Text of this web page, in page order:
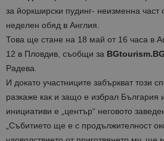
за йоркширски пудинг- неизменна част
неделен обяд в Англия.
Това ще стане на 18 май от 16 часа в
12 в Пловдив, съобщи за BGtourism.BG
Радева.
И докато участниците забъркват този
разкаже как и защо е избрал България
инициативи е „център“ неговото
„Събитието ще е с продължителност